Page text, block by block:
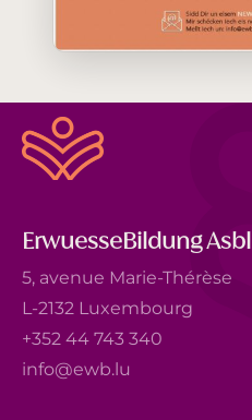
ErwuesseBildung Asbl
5, avenue Marie-Thérèse
L-2132 Luxembourg
+352 44 743 340
info@ewb.lu